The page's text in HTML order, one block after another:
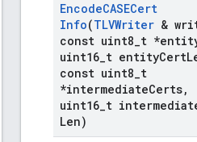
EncodeCASECert
Info(TLVWriter &
const uint8 t
uint16 t entityCert
const uint8 t
*intermediateCerts,
uint16 t
Len)